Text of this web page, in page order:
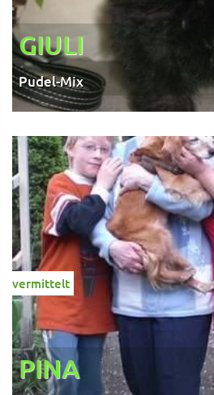
GIULI
Pudel-Mix
vermittelt
PINA